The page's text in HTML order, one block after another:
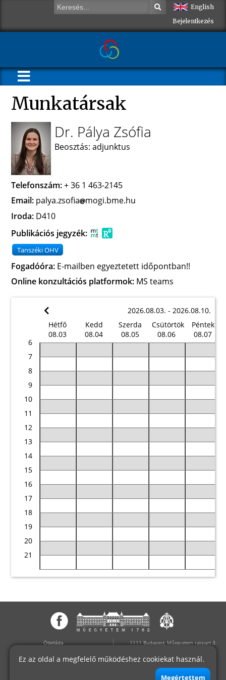
Ez az oldal a megfelelő működéshez cookiekat használ.
English
Bejelentkezés
Munkatársak
Dr. Pálya Zsófia
Beosztás: adjunktus
Telefonszám:+ 36 1 463-2145
Email: palya.zsofia mogi.bme.hu
Iroda: D410
Publikációs jegyzék:
Tanszéki OHV
Fogadóóra: E-mailben egyeztetett időpontban!!
Online konzultációs platformok: MS teams
2026.08.03. - 2026.08.10.
Hétfő
08.03
Kedd
08.04
Szerda
08.05
Csütörtök
08.06
Péntek
08.07
6
7
8
9
10
11
12
13
14
15
16
17
18
19
20
21
Ötletláda
Hírek
1111 Budapest, Műegyetem rakpart 3.
Telefon:+36 (1) 463-2602
E-mail:info@mogi.bme.hu